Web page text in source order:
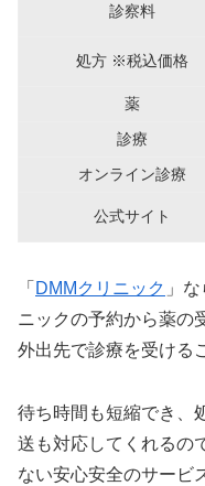
診察料
処方 ※税込価格
薬
診療
オンライン診療
公式サイト
「 DMMクリニック 」
ニックの予約から薬の
外出先で診療を受ける
待ち時間も短縮でき、
送も対応してくれるの
ない安心安全のサービ